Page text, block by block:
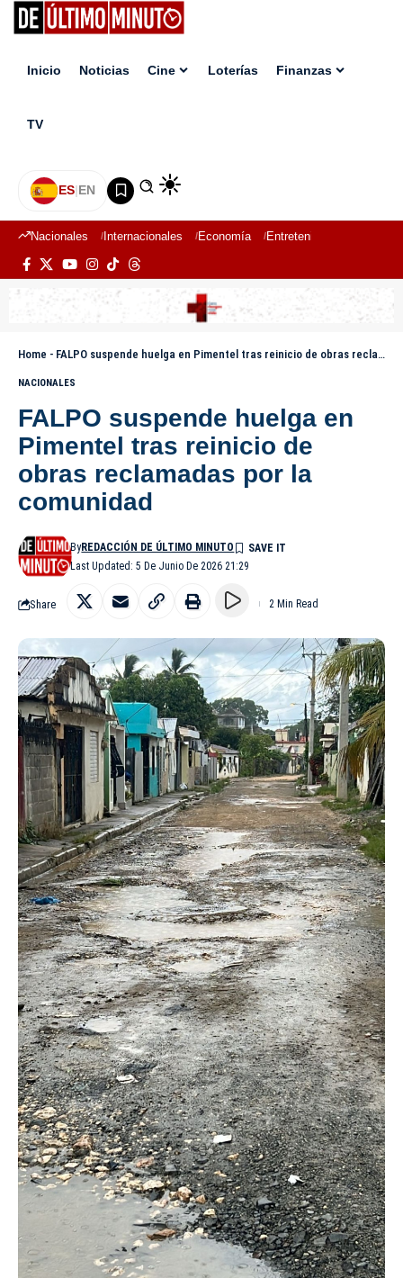
Inicio Noticias Cine Loterías Finanzas
TV
ES|EN
Nacionales Internacionales Economía Entretenimiento
Home - FALPO suspende huelga en Pimentel tras reinicio de obras reclamadas por la comunidad
NACIONALES
FALPO suspende huelga en
Pimentel tras reinicio de
obras reclamadas por la
comunidad
Last Updated: 5 De Junio De 2026 21:29
ByREDACCIÓN DE ÚLTIMO MINUTO
Share 2 Min Read